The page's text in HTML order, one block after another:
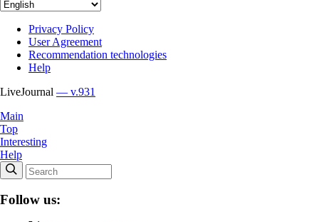
Privacy Policy
User Agreement
Recommendation technologies
Help
LiveJournal — v.931
Main
Top
Interesting
Help
Follow us: